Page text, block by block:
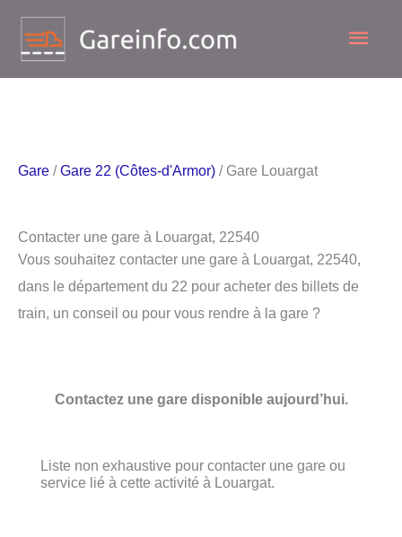
contenu
Gare /Gare 22 (Côtes-d'Armor) / Gare Louargat
Contacter une gare à Louargat, 22540
Vous souhaitez contacter une gare à Louargat, 22540,
dans le département du 22 pour acheter des billets de
train, un conseil ou pour vous rendre à la gare ?
Contactez une gare disponible aujourd’hui.
Liste non exhaustive pour contacter une gare ou
service lié à cette activité à Louargat.